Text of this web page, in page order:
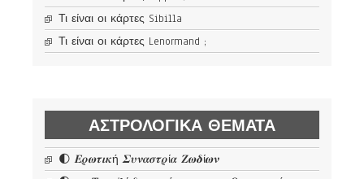
Τι είναι οι κάρτες Sibilla
Τι είναι οι κάρτες Lenormand ;
ΑΣΤΡΟΛΟΓΙΚΆ ΘΈΜΑΤΑ
🌓 𝜠𝝆𝝎𝝉𝜾𝜿ή 𝜮𝝊𝝂𝜶𝝈𝝉𝝆ί𝜶 𝜡𝝎𝜹ί𝝎𝝂